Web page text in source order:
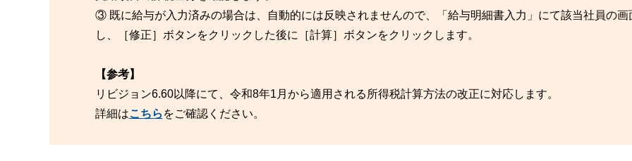
③ 既に給与が入力済みの場合は、自動的には反映されませんので、「給与明細書入力」にて該当社員の画
し、［修正］ボタンをクリックした後に［計算］ボタンをクリックします。
【参考】
リビジョン6.60以降にて、令和8年1月から適用される所得税計算方法の改正に対応します。
詳細はこちら をご確認ください。